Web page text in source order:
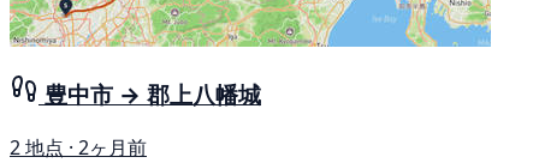
豊中市 → 郡上八幡城
2 地点 · 2ヶ月前